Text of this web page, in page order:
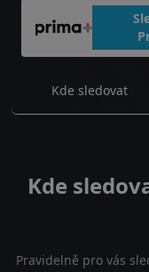
Kde sledovat
Kde
Pravidelně pro vás